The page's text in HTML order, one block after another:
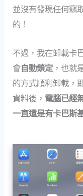
並沒有發現任何竊
的！
不過，我在卸載卡
會自動鎖定 ，也就
的方式順利卸載，
資料後， 電腦已經
一直還是有卡巴斯